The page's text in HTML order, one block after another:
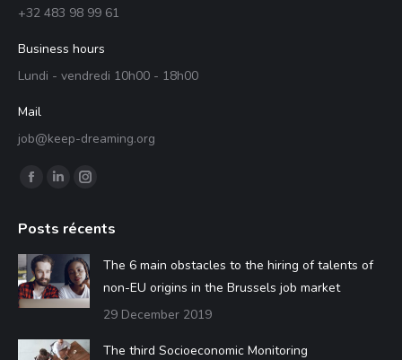
+32 483 98 99 61
Business hours
Lundi - vendredi 10h00 - 18h00
Mail
job@keep-dreaming.org
Find us on:
Facebook
opens
in
new
window
Linkedin
opens
in
new
window
Instagram
opens
in
new
window
Posts récents
The 6 main obstacles to the hiring of talents of
non-EU origins in the Brussels job market
29 December 2019
The third Socioeconomic Monitoring